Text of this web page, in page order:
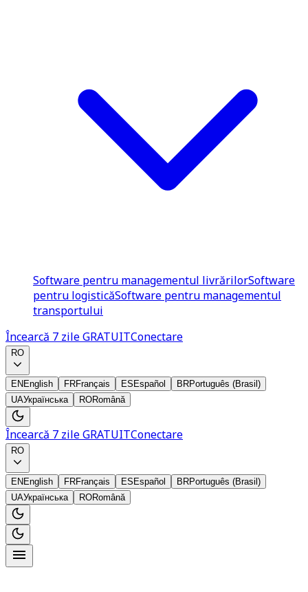
Software pentru managementul livrărilorSoftware
pentru logisticăSoftware pentru managementul
transportului
Încearcă 7 zile GRATUITConectare
RO
EN English FRFrançais ES Español BRPortuguês (Brasil)
UAУкраїнська RORomână
Încearcă 7 zile GRATUITConectare
RO
EN English FRFrançais ES Español BRPortuguês (Brasil)
UAУкраїнська RORomână